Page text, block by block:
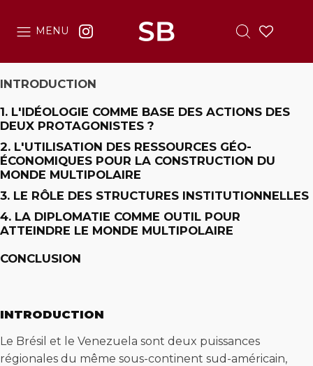
MENU
INTRODUCTION
1. L'IDÉOLOGIE COMME BASE DES ACTIONS DES
DEUX PROTAGONISTES ?
2. L'UTILISATION DES RESSOURCES GÉO-
ÉCONOMIQUES POUR LA CONSTRUCTION DU
MONDE MULTIPOLAIRE
3. LE RÔLE DES STRUCTURES INSTITUTIONNELLES
4. LA DIPLOMATIE COMME OUTIL POUR
ATTEINDRE LE MONDE MULTIPOLAIRE
CONCLUSION
INTRODUCTION
Le Brésil et le Venezuela sont deux puissances
régionales du même sous-continent sud-américain,